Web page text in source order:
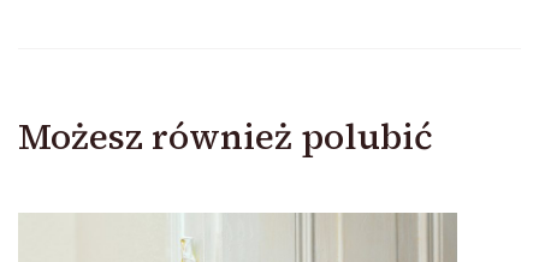
Możesz również polubić